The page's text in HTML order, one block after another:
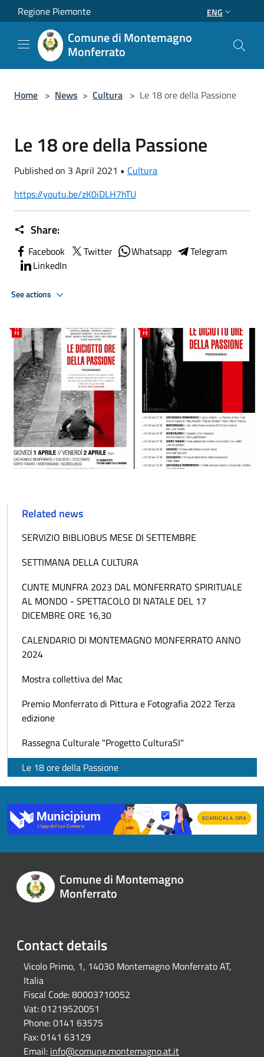
Salta al contenuto principale
Regione Piemonte ENG
Comune di Montemagno
Monferrato
Home > News > Cultura > Le 18 ore della Passione
Le 18 ore della Passione
Published on 3 April 2021 • Cultura
https://youtu.be/zK0iDLH7hTU
Share:
Facebook Twitter Whatsapp
Telegram
LinkedIn
See actions
Related news
SERVIZIO BIBLIOBUS MESE DI SETTEMBRE
SETTIMANA DELLA CULTURA
CUNTE MUNFRA 2023 DAL MONFERRATO SPIRITUALE
AL MONDO - SPETTACOLO DI NATALE DEL 17
DICEMBRE ORE 16,30
CALENDARIO DI MONTEMAGNO MONFERRATO ANNO
2024
Mostra collettiva del Mac
Premio Monferrato di Pittura e Fotografia 2022 Terza
edizione
Rassegna Culturale "Progetto CulturaSI"
Le 18 ore della Passione
Comune di Montemagno
Monferrato
Contact details
Vicolo Primo, 1, 14030 Montemagno Monferrato AT,
Italia
Fiscal Code:80003710052
Vat:01219520051
Phone:0141 63575
Fax:0141 63129
Email: info@comune.montemagno.at.it